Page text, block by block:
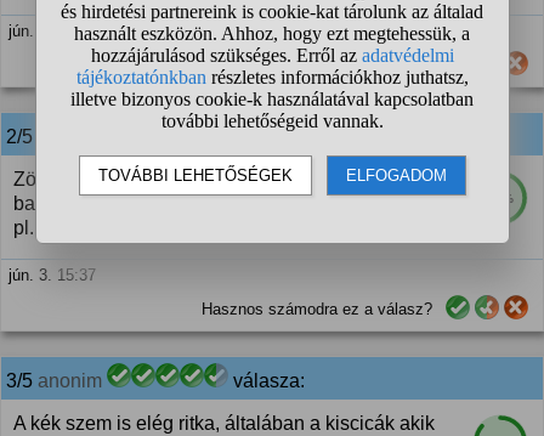
jún. 3. 14:14
Hasznos számodra ez a válasz?
2/5 válasza:
88%
Zöld, sárga, kék, barna. Európai házimacskáknál a
barna szem viszonylag ritka, de bizonyos fajtáknál,
pl. a brit rövidszőrűnél, skót lógófülűnél gyakori.
jún. 3. 15:37
Hasznos számodra ez a válasz?
3/5 anonim válasza:
A kék szem is elég ritka, általában a kiscicák akik